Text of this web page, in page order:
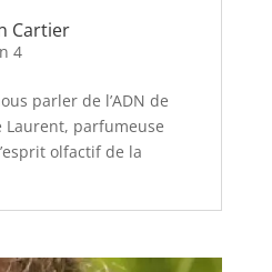
Cartier
4
parler de l’ADN de
parfumeuse
olfactif de la